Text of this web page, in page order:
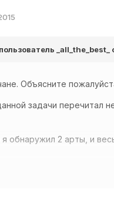
_all_the_best_
Объясните
задачи перечитал
обнаружил 2 арты, и